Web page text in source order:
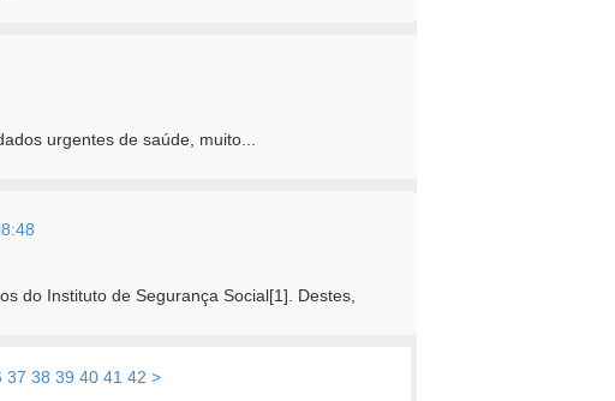
urgentes de saúde, muito...
do Instituto de Segurança Social[1]. Destes,
37 38 39 40 41 42 >